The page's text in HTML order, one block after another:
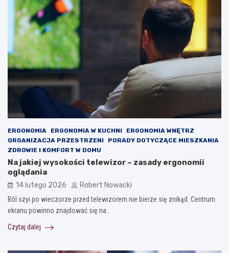
ERGONOMIA ERGONOMIA W KUCHNI
ERGONOMIA WNĘTRZ
ORGANIZACJA PRZESTRZENI
PORADY DOTYCZĄCE MIESZKANIA
ZDROWIE I KOMFORT W DOMU
Na jakiej wysokości telewizor – zasady ergonomii
oglądania
14 lutego 2026 Robert Nowacki
Ból szyi po wieczorze przed telewizorem nie bierze się znikąd. Centrum
ekranu powinno znajdować się na…
Czytaj dalej